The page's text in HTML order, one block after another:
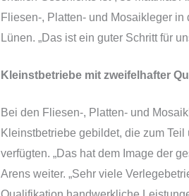
Fliesen-, Platten- und Mosaikleger
Lünen. „Das ist ein guter Schritt für
Kleinstbetriebe mit zweifelhafter
Bei den Fliesen-, Platten- und
Kleinstbetriebe gebildet, die zum
verfügten. „Das hat dem Image der
Arens weiter. „Sehr viele